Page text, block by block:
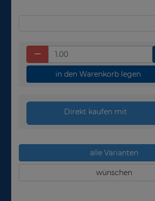
in den Warenkorb legen
Direkt kaufen mit
alle Varianten
wünschen